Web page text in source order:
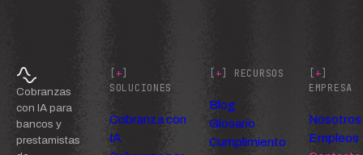
Cobranzas
con IA para
bancos y
prestamistas
[+]
SOLUCIONES
Cobranza con
IA
[+] RECURSOS
Blog
Glosario
Cumplimiento
[+]
EMPRESA
Nosotros
Empleos